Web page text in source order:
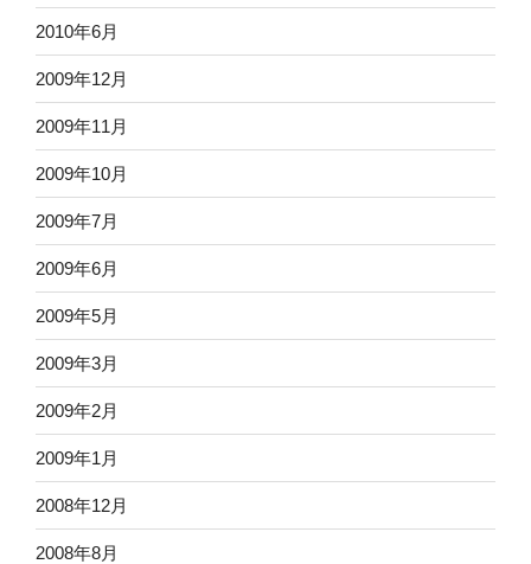
2010年6月
2009年12月
2009年11月
2009年10月
2009年7月
2009年6月
2009年5月
2009年3月
2009年2月
2009年1月
2008年12月
2008年8月